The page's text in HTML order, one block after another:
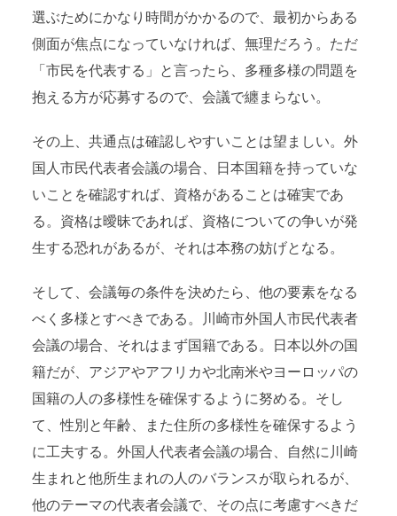
選ぶためにかなり時間がかかるので、最初からある
側面が焦点になっていなければ、無理だろう。ただ
「市民を代表する」と言ったら、多種多様の問題を
抱える方が応募するので、会議で纏まらない。
その上、共通点は確認しやすいことは望ましい。外
国人市民代表者会議の場合、日本国籍を持っていな
いことを確認すれば、資格があることは確実であ
る。資格は曖昧であれば、資格についての争いが発
生する恐れがあるが、それは本務の妨げとなる。
そして、会議毎の条件を決めたら、他の要素をなる
べく多様とすべきである。川崎市外国人市民代表者
会議の場合、それはまず国籍である。日本以外の国
籍だが、アジアやアフリカや北南米やヨーロッパの
国籍の人の多様性を確保するように努める。そし
て、性別と年齢、また住所の多様性を確保するよう
に工夫する。外国人代表者会議の場合、自然に川崎
生まれと他所生まれの人のバランスが取られるが、
他のテーマの代表者会議で、その点に考慮すべきだ